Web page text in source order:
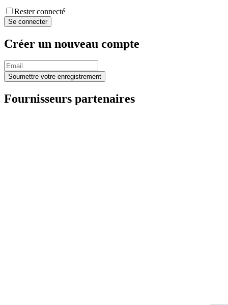
Rester connecté
Créer un nouveau compte
Fournisseurs partenaires